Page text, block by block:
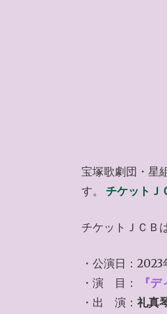
宝塚歌劇団・星
す。
チケットＪ
チケットＪＣＢ
・公演日：2023
・演 目：
『
・出 演： 礼真